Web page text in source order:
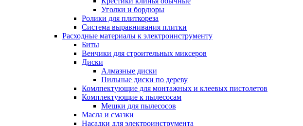
Уголки и бордюры
Ролики для плиткореза
Система выравнивания плитки
Расходные материалы к электроинструменту
Биты
Венчики для строительных миксеров
Диски
Алмазные диски
Пильные диски по дереву
Комлпектующие для монтажных и клеевых пистолетов
Комплектующие к пылесосам
Мешки для пылесосов
Масла и смазки
Насадки для электроинструмента